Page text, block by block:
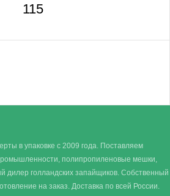
115
в упаковке с 2009 года. Поставляем
полипропиленовые мешки,
дилер голландских запайщиков. Собственный
на заказ. Доставка по всей России.